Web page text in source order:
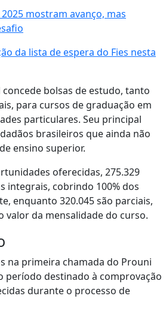
mostram avanço, mas
da lista de espera do Fies nesta
bolsas de estudo, tanto
para cursos de graduação em
particulares. Seu principal
brasileiros que ainda não
ensino superior.
oferecidas, 275.329
integrais, cobrindo 100% dos
enquanto 320.045 são parciais,
valor da mensalidade do curso.
na primeira chamada do Prouni
período destinado à comprovação
durante o processo de